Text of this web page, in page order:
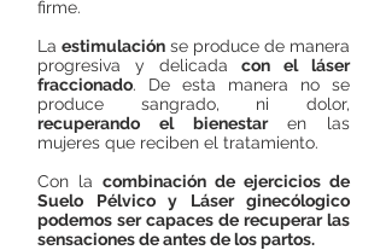
firme.
La estimulación se produce de manera
progresiva y delicadacon el láser
fraccionado. De esta manera no se
produce sangrado, ni dolor,
recuperando el bienestaren las
mujeres que reciben el tratamiento.
Con la combinación de ejercicios de
Suelo Pélvico y Láser ginecólogico
podemos ser capaces de recuperar las
sensaciones de antes de los partos.